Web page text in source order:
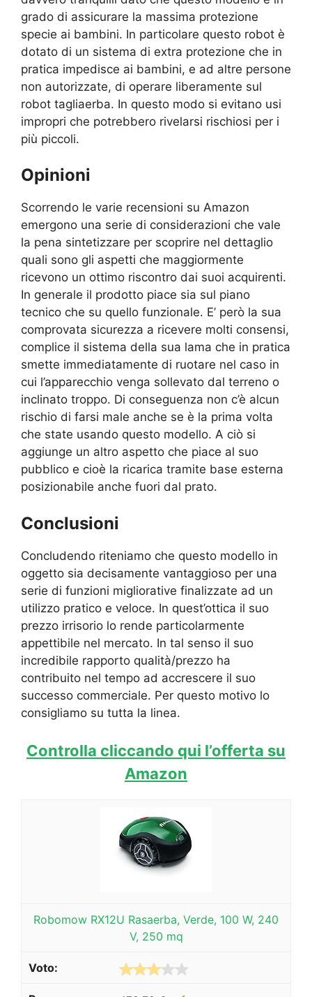
grado di assicurare la massima protezione
specie ai bambini. In particolare questo robot è
dotato di un sistema di extra protezione che in
pratica impedisce ai bambini, e ad altre persone
non autorizzate, di operare liberamente sul
robot tagliaerba. In questo modo si evitano usi
impropri che potrebbero rivelarsi rischiosi per i
più piccoli.
Opinioni
Scorrendo le varie recensioni su Amazon
emergono una serie di considerazioni che vale
la pena sintetizzare per scoprire nel dettaglio
quali sono gli aspetti che maggiormente
ricevono un ottimo riscontro dai suoi acquirenti.
In generale il prodotto piace sia sul piano
tecnico che su quello funzionale. E’ però la sua
comprovata sicurezza a ricevere molti consensi,
complice il sistema della sua lama che in pratica
smette immediatamente di ruotare nel caso in
cui l’apparecchio venga sollevato dal terreno o
inclinato troppo. Di conseguenza non c’è alcun
rischio di farsi male anche se è la prima volta
che state usando questo modello. A ciò si
aggiunge un altro aspetto che piace al suo
pubblico e cioè la ricarica tramite base esterna
posizionabile anche fuori dal prato.
Conclusioni
Concludendo riteniamo che questo modello in
oggetto sia decisamente vantaggioso per una
serie di funzioni migliorative finalizzate ad un
utilizzo pratico e veloce. In quest’ottica il suo
prezzo irrisorio lo rende particolarmente
appettibile nel mercato. In tal senso il suo
incredibile rapporto qualità/prezzo ha
contribuito nel tempo ad accrescere il suo
successo commerciale. Per questo motivo lo
consigliamo su tutta la linea.
Controlla cliccando qui l’offerta su
Amazon
Robomow RX12U Rasaerba, Verde, 100 W, 240
V, 250 mq